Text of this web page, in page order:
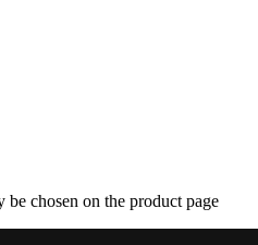
chosen on the product page